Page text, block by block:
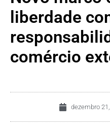
liberdade
comércio
dezembro